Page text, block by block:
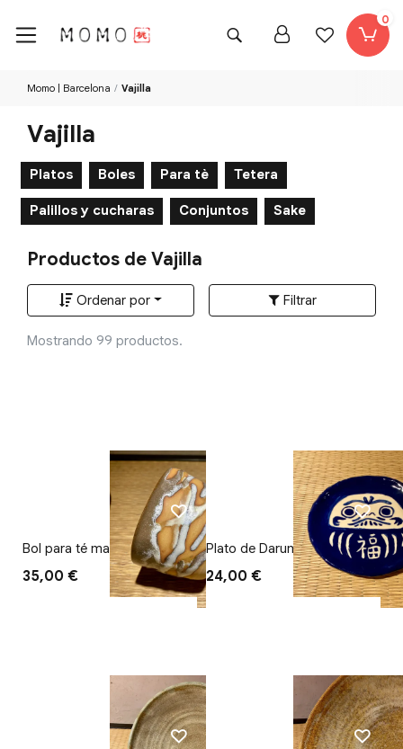
0
Momo | Barcelona Vajilla
Vajilla
Platos Boles Para tè Tetera
Palillos y cucharas Conjuntos Sake
Productos de Vajilla
Ordenar por Filtrar
Mostrando 99 productos.
Bol para té matcha Kumo
35,00 €
Plato de Daruma
24,00 €